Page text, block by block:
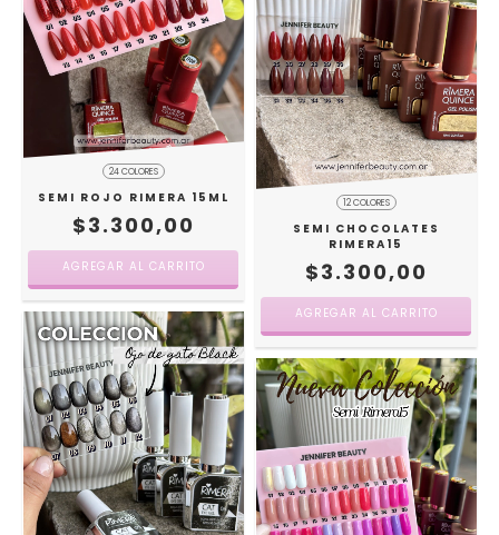
24 COLORES
SEMI ROJO RIMERA 15ML
$3.300,00
AGREGAR AL CARRITO
12 COLORES
SEMI CHOCOLATES
RIMERA15
$3.300,00
AGREGAR AL CARRITO